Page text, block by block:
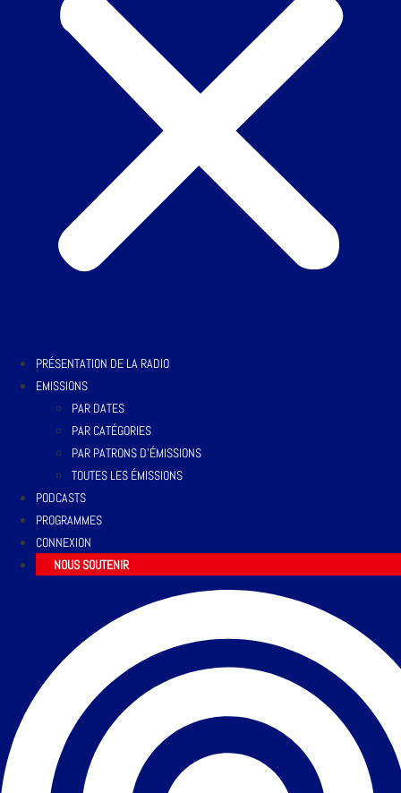
PRÉSENTATION DE LA RADIO
EMISSIONS
PAR DATES
PAR CATÉGORIES
PAR PATRONS D’ÉMISSIONS
TOUTES LES ÉMISSIONS
PODCASTS
PROGRAMMES
CONNEXION
NOUS SOUTENIR